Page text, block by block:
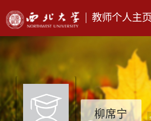
教师个人主页
柳席宁